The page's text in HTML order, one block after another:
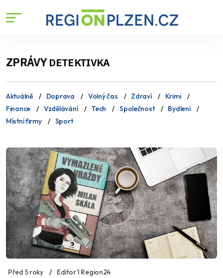
ZPRÁVYDETEKTIVKA
Aktuálně Doprava Volný čas Zdraví
Krimi
Finance
Vzdělávání Tech Společnost
Bydlení
Místní firmy
Sport
Před 5 roky Editor 1 Region24